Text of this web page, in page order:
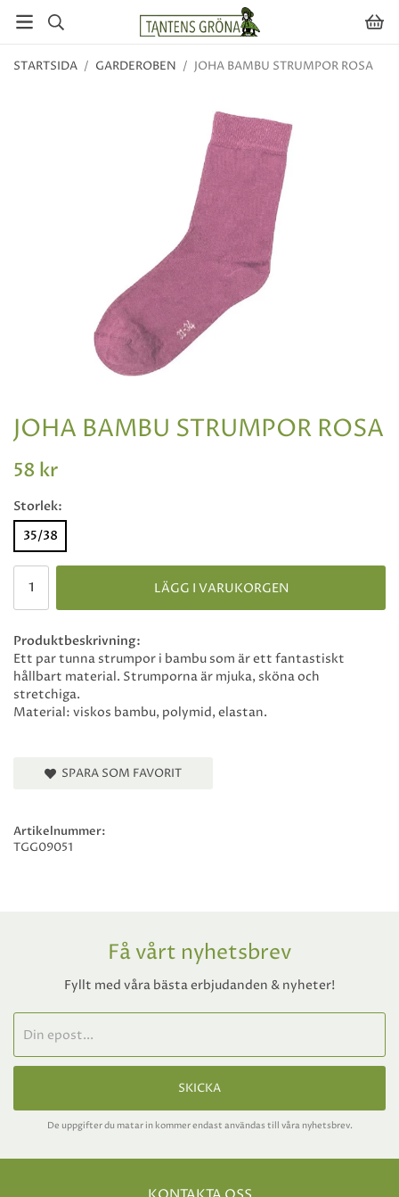
STARTSIDA / GARDEROBEN / JOHA BAMBU STRUMPOR ROSA
JOHA BAMBU STRUMPOR ROSA
58 kr
Storlek:
35/38
LÄGG I VARUKORGEN
Produktbeskrivning:
Ett par tunna strumpor i bambu som är ett fantastiskt
hållbart material. Strumporna är mjuka, sköna och
stretchiga.
Material: viskos bambu, polymid, elastan.
SPARA SOM FAVORIT
Artikelnummer:
TGG09051
Få vårt nyhetsbrev
Fyllt med våra bästa erbjudanden & nyheter!
SKICKA
De uppgifter du matar in kommer endast användas till våra nyhetsbrev.